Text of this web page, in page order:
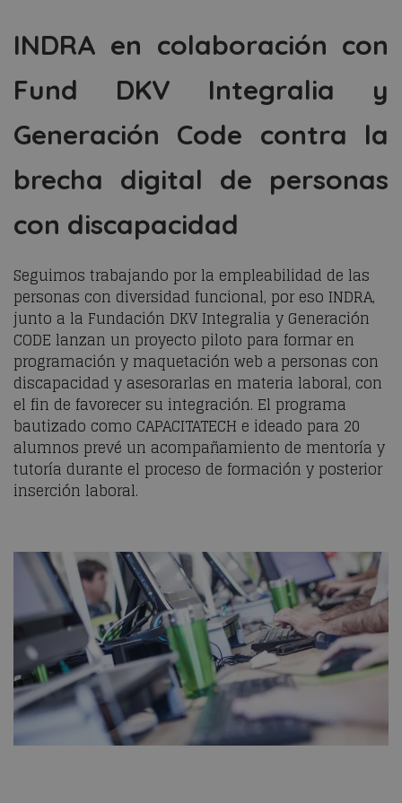
INDRA en colaboración con
Fund DKV Integralia y
Generación Code contra la
brecha digital de personas
con discapacidad
Seguimos trabajando por la empleabilidad de las
personas con diversidad funcional, por eso INDRA,
junto a la Fundación DKV Integralia y Generación
CODE lanzan un proyecto piloto para formar en
programación y maquetación web a personas con
discapacidad y asesorarlas en materia laboral, con
el fin de favorecer su integración. El programa
bautizado como CAPACITATECH e ideado para 20
alumnos prevé un acompañamiento de mentoría y
tutoría durante el proceso de formación y posterior
inserción laboral.